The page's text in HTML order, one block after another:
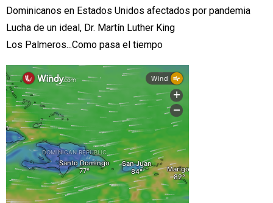
Dominicanos en Estados Unidos afectados por pandemia
Lucha de un ideal, Dr. Martín Luther King
Los Palmeros...Como pasa el tiempo